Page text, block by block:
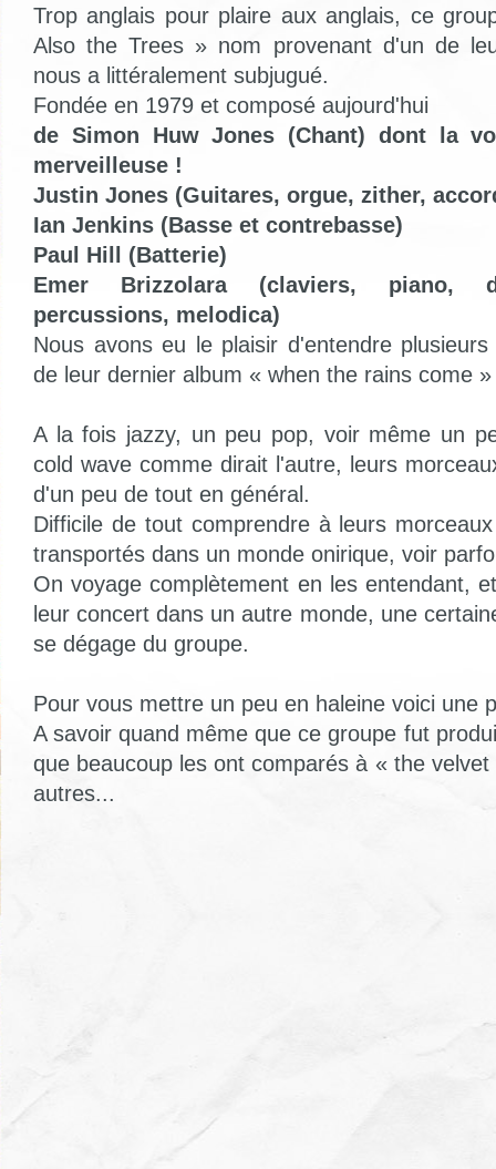
Trop anglais pour plaire aux anglais, ce
Also the Trees » nom provenant d'un de
nous a littéralement subjugué.
Fondée en 1979 et composé aujourd'hui
de Simon Huw Jones (Chant) dont la
merveilleuse !
Justin Jones (Guitares, orgue, zither,
Ian Jenkins (Basse et contrebasse)
Paul Hill (Batterie)
Emer Brizzolara (claviers, piano,
percussions, melodica)
Nous avons eu le plaisir d'entendre
de leur dernier album « when the rains come »
A la fois jazzy, un peu pop, voir même un
cold wave comme dirait l'autre, leurs
d'un peu de tout en général.
Difficile de tout comprendre à leurs
transportés dans un monde onirique, voir
On voyage complètement en les entendant,
leur concert dans un autre monde, une
se dégage du groupe.
Pour vous mettre un peu en haleine voici une
A savoir quand même que ce groupe fut
que beaucoup les ont comparés à « the
autres...